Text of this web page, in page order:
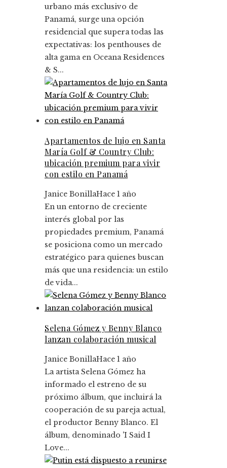
urbano más exclusivo de
Panamá, surge una opción
residencial que supera todas las
expectativas: los penthouses de
alta gama en Oceana Residences
& S...
Apartamentos de lujo en Santa
María Golf & Country Club:
ubicación premium para vivir
con estilo en Panamá
Janice BonillaHace 1 año
En un entorno de creciente
interés global por las
propiedades premium, Panamá
se posiciona como un mercado
estratégico para quienes buscan
más que una residencia: un estilo
de vida...
Selena Gómez y Benny Blanco
lanzan colaboración musical
Janice BonillaHace 1 año
La artista Selena Gómez ha
informado el estreno de su
próximo álbum, que incluirá la
cooperación de su pareja actual,
el productor Benny Blanco. El
álbum, denominado 'I Said I
Love...